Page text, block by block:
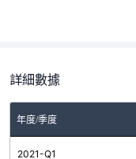
詳細數據
年度/季度
2021-Q1